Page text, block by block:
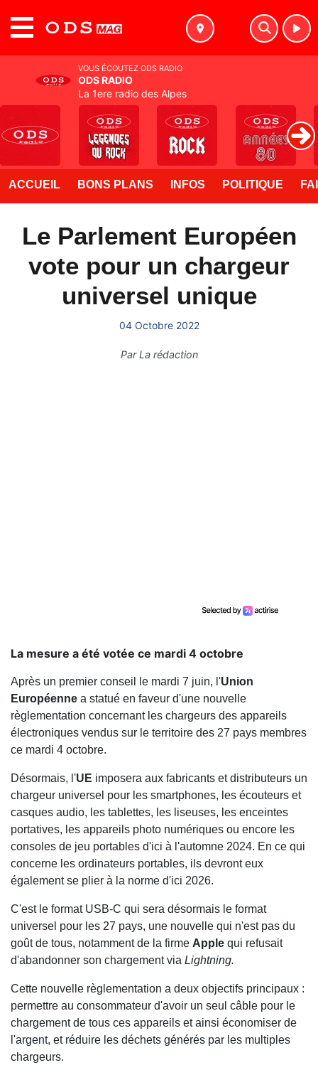
ACCUEIL BONS PLANS INFOS POLITIQUE
Le Parlement Européen
vote pour un chargeur
universel unique
04 Octobre 2022
ParLa rédaction
La mesure a été votée ce mardi 4 octobre
Après un premier conseil le mardi 7 juin, l'Union
Européenne a statué en faveur d'une nouvelle
règlementation concernant les chargeurs des appareils
électroniques vendus sur le territoire des 27 pays membres
ce mardi 4 octobre.
Désormais, l'UE imposera aux fabricants et distributeurs un
chargeur universel pour les smartphones, les écouteurs et
casques audio, les tablettes, les liseuses, les enceintes
portatives, les appareils photo numériques ou encore les
consoles de jeu portables d'ici à l'automne 2024. En ce qui
concerne les ordinateurs portables, ils devront eux
également se plier à la norme d'ici 2026.
C'est le format USB-C qui sera désormais le format
universel pour les 27 pays, une nouvelle qui n'est pas du
goût de tous, notamment de la firme Apple qui refusait
d'abandonner son chargement via Lightning.
Cette nouvelle règlementation a deux objectifs principaux :
permettre au consommateur d'avoir un seul câble pour le
chargement de tous ces appareils et ainsi économiser de
l'argent, et réduire les déchets générés par les multiples
chargeurs.
VOUS ÉCOUTEZ ODS RADIO
ODS RADIO
La 1ere radio des Alpes